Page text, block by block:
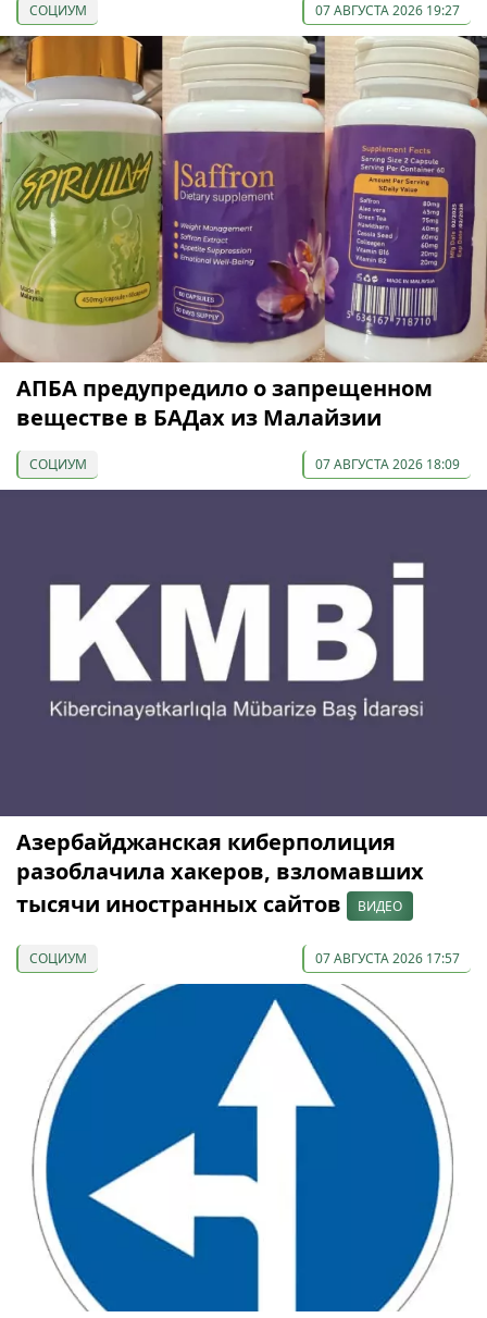
СОЦИУМ 07 АВГУСТА 2026 19:27
АПБА предупредило о запрещенном
веществе в БАДах из Малайзии
СОЦИУМ 07 АВГУСТА 2026 18:09
Азербайджанская киберполиция
разоблачила хакеров, взломавших
тысячи иностранных сайтов
ВИДЕО
СОЦИУМ 07 АВГУСТА 2026 17:57